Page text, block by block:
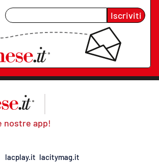
Iscriviti
nostre app!
lacplay.it lacitymag.it